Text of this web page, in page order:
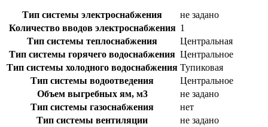
Тип системы электроснабжения
не задано
Количество вводов электроснабжения 1
Тип системы теплоснабжения
Центральная
Тип системы горячего водоснабжения Центральное
Тип системы холодного водоснабжения Тупиковая
Тип системы водоотведения
Центральное
Объем выгребных ям, м3
не задано
Тип системы газоснабжения
нет
Тип системы вентиляции
не задано